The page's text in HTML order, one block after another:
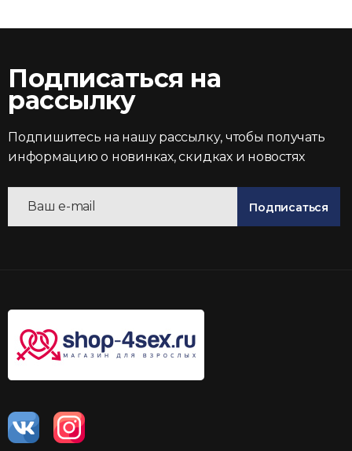
Подписаться на
рассылку
Подпишитесь на нашу рассылку, чтобы получать
информацию о новинках, скидках и новостях
Подписаться